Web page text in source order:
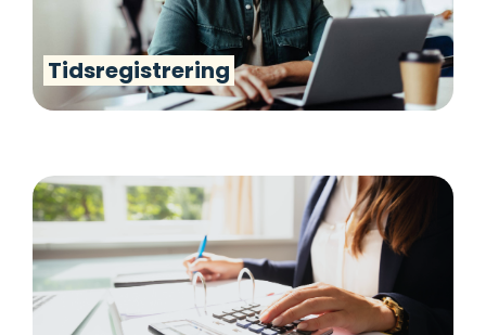
Tidsregistrering